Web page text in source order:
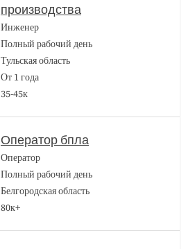
производства
Инженер
Полный рабочий день
Тульская область
От 1 года
35-45к
Оператор бпла
Оператор
Полный рабочий день
Белгородская область
80к+